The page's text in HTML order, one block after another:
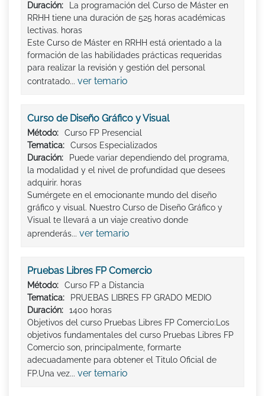
Duración:
La programación del Curso de Máster en
RRHH tiene una duración de 525 horas académicas
lectivas. horas
Este Curso de Máster en RRHH está orientado a la
formación de las habilidades prácticas requeridas
para realizar la revisión y gestión del personal
contratado... ver temario
Curso de Diseño Gráfico y Visual
Método:
Curso FP Presencial
Tematica:
Cursos Especializados
Duración:
Puede variar dependiendo del programa,
la modalidad y el nivel de profundidad que desees
adquirir. horas
Sumérgete en el emocionante mundo del diseño
gráfico y visual. Nuestro Curso de Diseño Gráfico y
Visual te llevará a un viaje creativo donde
aprenderás... ver temario
Pruebas Libres FP Comercio
Método:
Curso FP a Distancia
Tematica:
PRUEBAS LIBRES FP GRADO MEDIO
Duración:
1400 horas
Objetivos del curso Pruebas Libres FP Comercio:Los
objetivos fundamentales del curso Pruebas Libres FP
Comercio son, principalmente, formarte
adecuadamente para obtener el Titulo Oficial de
FP.Una vez... ver temario